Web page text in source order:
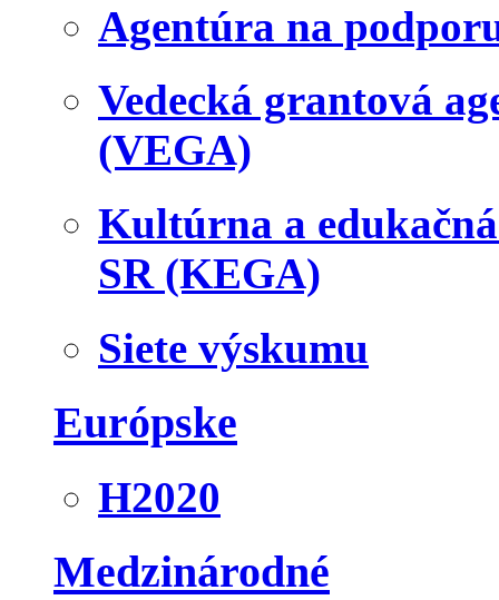
Agentúra na
Vedecká grantová
(VEGA)
Kultúrna a
SR (KEGA)
Siete výskumu
Európske
H2020
Medzinárodné